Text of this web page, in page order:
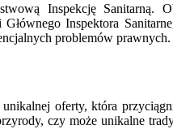
Inspekcję Sanitarną.
Inspektora
problemów prawnych.
oferty, która
czy może unikalne